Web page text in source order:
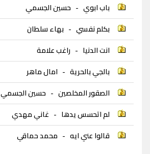
باب ابوي - حسين الجسمي
بكلم نفسي - بهاء سلطان
انت الدنيا - راغب علامة
بالجي بالحرية - امال ماهر
الصقور المخلصين - حسين الجسمي
لم اتحسس يدها - غاني مهدي
قالوا عني ايه - محمد حماقي